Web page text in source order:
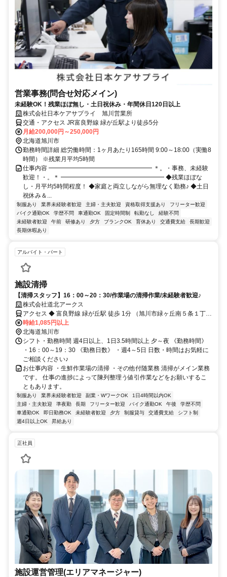
営業事務(問合せ対応メイン)
未経験OK！残業ほぼ無し・土日祝休み・年間休日120日以上
株式会社日本ケアサプライ 旭川営業所
交通・アクセス JR富良野線 緑が丘駅より徒歩5分
月給200,000円～250,000円
北海道旭川市
勤務時間詳細 総労働時間：1ヶ月あたり165時間 9:00～18:00（実働8
時間） ※残業月平均5時間
仕事内容 ━━━━━━━━━━━━━━━━━ ＊。・事務、未経験
歓迎！・。＊ ━━━━━━━━━━━━━━━━━ ◆残業ほぼな
し・月平均5時間程度！ ◆家庭と両立しながら無理なく勤務♪ ◆土日
祝休み＆...
制服あり 業界未経験者歓迎 主婦・主夫歓迎 資格取得支援あり
フリーター歓迎
バイク通勤OK
学歴不問 車通勤OK 固定時間制 転勤なし
経験不問
未経験者歓迎
午前 研修あり 夕方 ブランクOK 育休あり 交通費支給
長期歓迎
長期休暇あり
アルバイト・パート
施設清掃
【清掃スタッフ】16：00～20：30/作業場の清掃作業/未経験者歓迎♪
株式会社道北アークス
アクセス ◆ 富良野線 緑が丘駅 徒歩 1分 （旭川市緑ヶ丘南５条１丁目
１番８号）
時給1,085円以上
北海道旭川市
シフト・勤務時間 週4日以上、1日3.5時間以上 夕～夜 《勤務時間》
・16：00～19：30 《勤務日数》 ・週4～5日 日数・時間はお気軽に
ご相談ください♪
お仕事内容 ・生鮮作業場の清掃 ・その他付随業務 清掃がメイン業務
です。 仕事の進捗によって陳列整理う値引作業などをお願いするこ
ともあります。
制服あり 業界未経験者歓迎 副業・WワークOK
1日4時間以内OK
主婦・主夫歓迎
準夜勤 長期 フリーター歓迎 バイク通勤OK 午後
学歴不問
車通勤OK
即日勤務OK 未経験者歓迎 夕方 制服貸与 交通費支給
シフト制
週4日以上OK
昇給あり
正社員
施設運営管理(エリアマネージャー)